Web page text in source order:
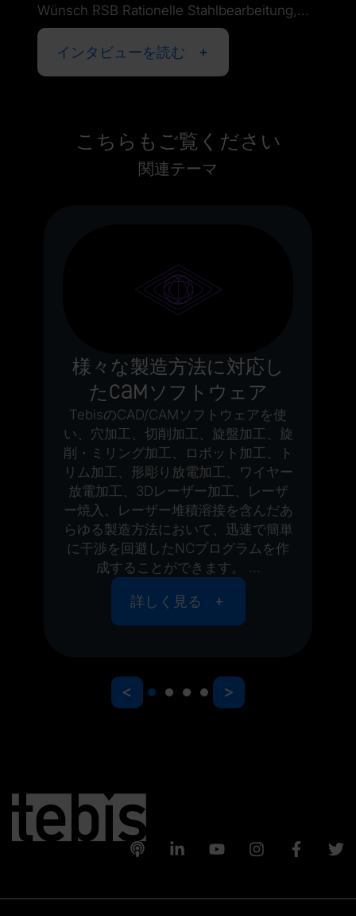
Wünsch RSB Rationelle Stahlbearbeitung,...
インタビューを読む
こちらもご覧ください
関連テーマ
様々な製造方法に対応し
たCAMソフトウェア
TebisのCAD/CAMソフトウェアを使
い、穴加工、切削加工、旋盤加工、旋
削・ミリング加工、ロボット加工、ト
リム加工、形彫り放電加工、ワイヤー
放電加工、3Dレーザー加工、レーザ
ー焼入、レーザー堆積溶接を含んだあ
らゆる製造方法において、迅速で簡単
に干渉を回避したNCプログラムを作
成することができます。 ...
詳しく見る
< >